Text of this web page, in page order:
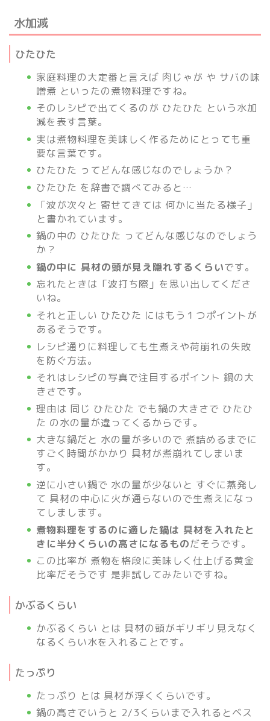
水加減
ひたひた
家庭料理の大定番と言えば 肉じゃが や サバの味
噌煮 といったの煮物料理ですね。
そのレシピで出てくるのが ひたひた という水加
減を表す言葉。
実は煮物料理を美味しく作るためにとっても重
要な言葉です。
ひたひた ってどんな感じなのでしょうか？
ひたひた を辞書で調べてみると…
「波が次々と 寄せてきては 何かに当たる様子」
と書かれています。
鍋の中の ひたひた ってどんな感じなのでしょう
か？
鍋の中に 具材の頭が見え隠れするくらいです。
忘れたときは「波打ち際」を思い出してくださ
いね。
それと正しい ひたひた にはもう１つポイントが
あるそうです。
レシピ通りに料理しても生煮えや荷崩れの失敗
を防ぐ方法。
それはレシピの写真で注目するポイント 鍋の大
きさです。
理由は 同じ ひたひた でも鍋の大きさで ひたひ
た の水の量が違ってくるからです。
大きな鍋だと 水の量が多いので 煮詰めるまでに
すごく時間がかかり 具材が煮崩れてしまいま
す。
逆に小さい鍋で 水の量が少ないと すぐに蒸発し
て 具材の中心に火が通らないので生煮えになっ
てしまします。
煮物料理をするのに適した鍋は 具材を入れたと
きに半分くらいの高さになるものだそうです。
この比率が 煮物を格段に美味しく仕上げる黄金
比率だそうです 是非試してみたいですね。
かぶるくらい
かぶるくらい とは 具材の頭がギリギリ見えなく
なるくらい水を入れることです。
たっぷり
たっぷり とは 具材が浮くくらいです。
鍋の高さでいうと 2/3くらいまで入れるとベス